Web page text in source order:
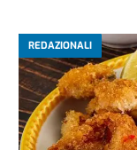
REDAZIONALI